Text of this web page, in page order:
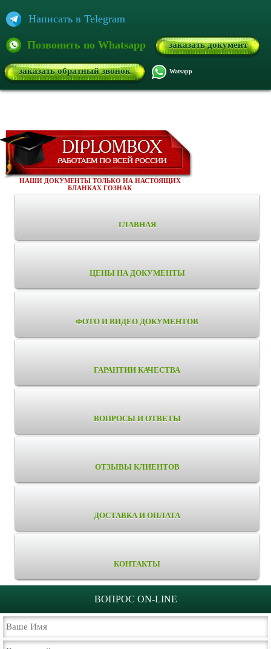
Написать в Telegram
Позвонить по Whatsapp заказать документ
заказать обратный звонок Watsapp
НАШИ ДОКУМЕНТЫ ТОЛЬКО НА НАСТОЯЩИХ
БЛАНКАХ ГОЗНАК
ГЛАВНАЯ
ЦЕНЫ НА ДОКУМЕНТЫ
ФОТО И ВИДЕО ДОКУМЕНТОВ
ГАРАНТИИ КАЧЕСТВА
ВОПРОСЫ И ОТВЕТЫ
ОТЗЫВЫ КЛИЕНТОВ
ДОСТАВКА И ОПЛАТА
КОНТАКТЫ
ВОПРОС ON-LINE